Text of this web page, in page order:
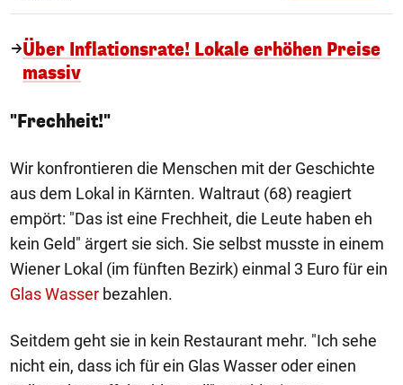
Über Inflationsrate! Lokale erhöhen Preise
massiv
"Frechheit!"
Wir konfrontieren die Menschen mit der Geschichte
aus dem Lokal in Kärnten. Waltraut (68) reagiert
empört: "Das ist eine Frechheit, die Leute haben eh
kein Geld" ärgert sie sich. Sie selbst musste in einem
Wiener Lokal (im fünften Bezirk) einmal 3 Euro für ein
Glas Wasser bezahlen.
Seitdem geht sie in kein Restaurant mehr. "Ich sehe
nicht ein, dass ich für ein Glas Wasser oder einen